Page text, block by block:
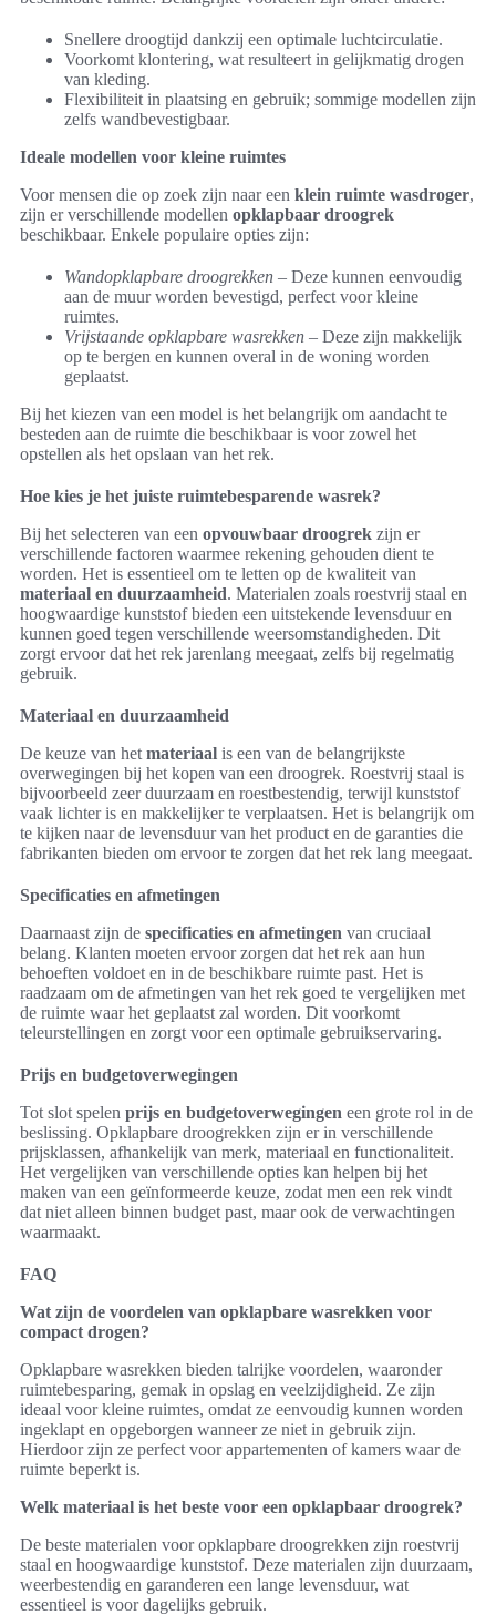
Snellere droogtijd dankzij een optimale luchtcirculatie.
Voorkomt klontering, wat resulteert in gelijkmatig drogen
van kleding.
Flexibiliteit in plaatsing en gebruik; sommige modellen zijn
zelfs wandbevestigbaar.
Ideale modellen voor kleine ruimtes
Voor mensen die op zoek zijn naar een klein ruimte wasdroger,
zijn er verschillende modellen opklapbaar droogrek
beschikbaar. Enkele populaire opties zijn:
Wandopklapbare droogrekken – Deze kunnen eenvoudig
aan de muur worden bevestigd, perfect voor kleine
ruimtes.
Vrijstaande opklapbare wasrekken – Deze zijn makkelijk
op te bergen en kunnen overal in de woning worden
geplaatst.
Bij het kiezen van een model is het belangrijk om aandacht te
besteden aan de ruimte die beschikbaar is voor zowel het
opstellen als het opslaan van het rek.
Hoe kies je het juiste ruimtebesparende wasrek?
Bij het selecteren van een opvouwbaar droogrek zijn er
verschillende factoren waarmee rekening gehouden dient te
worden. Het is essentieel om te letten op de kwaliteit van
materiaal en duurzaamheid. Materialen zoals roestvrij staal en
hoogwaardige kunststof bieden een uitstekende levensduur en
kunnen goed tegen verschillende weersomstandigheden. Dit
zorgt ervoor dat het rek jarenlang meegaat, zelfs bij regelmatig
gebruik.
Materiaal en duurzaamheid
De keuze van het materiaal is een van de belangrijkste
overwegingen bij het kopen van een droogrek. Roestvrij staal is
bijvoorbeeld zeer duurzaam en roestbestendig, terwijl kunststof
vaak lichter is en makkelijker te verplaatsen. Het is belangrijk om
te kijken naar de levensduur van het product en de garanties die
fabrikanten bieden om ervoor te zorgen dat het rek lang meegaat.
Specificaties en afmetingen
Daarnaast zijn de specificaties en afmetingen van cruciaal
belang. Klanten moeten ervoor zorgen dat het rek aan hun
behoeften voldoet en in de beschikbare ruimte past. Het is
raadzaam om de afmetingen van het rek goed te vergelijken met
de ruimte waar het geplaatst zal worden. Dit voorkomt
teleurstellingen en zorgt voor een optimale gebruikservaring.
Prijs en budgetoverwegingen
Tot slot spelen prijs en budgetoverwegingen een grote rol in de
beslissing. Opklapbare droogrekken zijn er in verschillende
prijsklassen, afhankelijk van merk, materiaal en functionaliteit.
Het vergelijken van verschillende opties kan helpen bij het
maken van een geïnformeerde keuze, zodat men een rek vindt
dat niet alleen binnen budget past, maar ook de verwachtingen
waarmaakt.
FAQ
Wat zijn de voordelen van opklapbare wasrekken voor
compact drogen?
Opklapbare wasrekken bieden talrijke voordelen, waaronder
ruimtebesparing, gemak in opslag en veelzijdigheid. Ze zijn
ideaal voor kleine ruimtes, omdat ze eenvoudig kunnen worden
ingeklapt en opgeborgen wanneer ze niet in gebruik zijn.
Hierdoor zijn ze perfect voor appartementen of kamers waar de
ruimte beperkt is.
Welk materiaal is het beste voor een opklapbaar droogrek?
De beste materialen voor opklapbare droogrekken zijn roestvrij
staal en hoogwaardige kunststof. Deze materialen zijn duurzaam,
weerbestendig en garanderen een lange levensduur, wat
essentieel is voor dagelijks gebruik.